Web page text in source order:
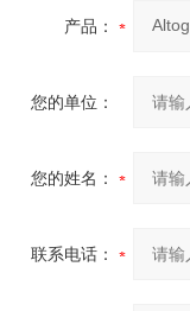
产品：
您的单位：
您的姓名：
联系电话：